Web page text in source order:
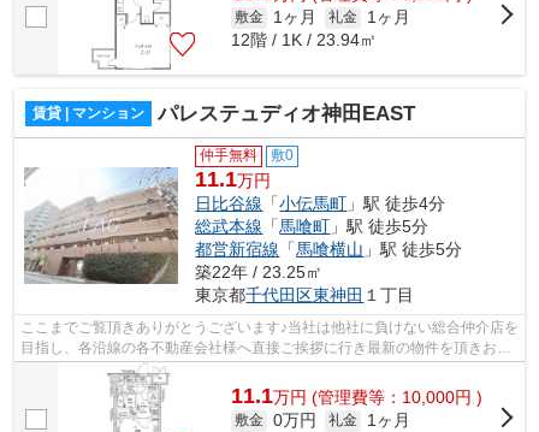
敷金 1ヶ月 礼金
1ヶ月
12階 / 1K / 23.94㎡
賃貸 | マンション パレステュディオ神田EAST
仲手無料 敷0
11.1万円
日比谷線 「小伝馬町 」駅 徒歩4分
総武本線 「馬喰町 」駅 徒歩5分
都営新宿線 「馬喰横山 」駅 徒歩5分
築22年 / 23.25㎡
東京都千代田区東神田 １丁目
ここまでご覧頂きありがとうございます♪当社は他社に負けない総合仲介店を
目指し、各沿線の各不動産会社様へ直接ご挨拶に行き最新の物件を頂きお客
様へ提供しております！最新の情報は...
11.1万円 (管理費等：10,000円 )
敷金 0万円 礼金
1ヶ月